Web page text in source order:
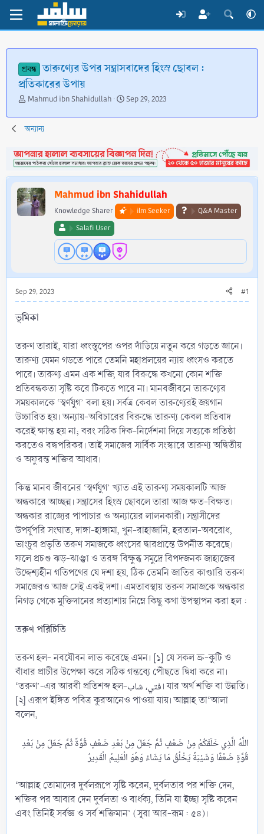
প্রবন্ধ তারুণ্যের উপর সন্ত্রাসবাদের হিংস্র ছোবল :
প্রতিকারের উপায়
T
r
e
d
s
t
a
r
t
Mahmud ibn Shahidullah
S
a
d
a
t
Sep 29, 2023
অন্যান্য
Mahmud ibn Shahidullah
Knowledge Sharer ilm Seeker
Q&A Master
Salafi User
Sep 29, 2023 #1
ভূমিকা
তরুণ তারাই, যারা ধ্বংস্তূপের ওপর দাঁড়িয়ে নতুন করে গড়তে জানে।
তারুণ্য যেমন গড়তে পারে তেমনি মহাপ্রলয়ের ন্যায় ধ্বংসও করতে
পারে। তারুণ্য এমন এক শক্তি, যার বিরুদ্ধে কখনো কোন শক্তি
প্রতিবন্ধকতা সৃষ্টি করে টিকতে পারে না। মানবজীবনে তারুণ্যের
সময়কালকে ‘স্বর্ণযুগ’ বলা হয়। সর্বত্র কেবল তারুণ্যেরই জয়গান
উচ্চারিত হয়। অন্যায়-অবিচারের বিরুদ্ধে তারুণ্য কেবল প্রতিবাদ
করেই ক্ষান্ত হয় না; বরং সঠিক দিক-নির্দেশনা দিয়ে সত্যকে প্রতিষ্ঠা
করতেও বদ্ধপরিকর। তাই সমাজের সার্বিক সংস্কারে তারুণ্য অদ্বিতীয়
ও অফুরন্ত শক্তির আধার।
কিন্তু মানব জীবনের ‘স্বর্ণযুগ’ খ্যাত এই তারুণ্য সময়কালটি আজ
অন্ধকারে আচ্ছন্ন। সন্ত্রাসের হিংস্র ছোবলে তারা আজ ক্ষত-বিক্ষত।
অন্ধকার রাজ্যের পাপাচার ও অন্যায়ের লালনকারী। সন্ত্রাসীদের
উপর্যুপরি সংঘাত, দাঙ্গা-হাঙ্গামা, খুন-রাহাজানি, হরতাল-অবরোধ,
ভাংচুর প্রভৃতি তরুণ সমাজকে ধ্বংসের দ্বারপ্রান্তে উপনীত করেছে।
ফলে প্রচণ্ড ঝড়-ঝাঞ্ঝা ও তরঙ্গ বিক্ষুব্ধ সমুদ্রে বিপদজনক জাহাজের
উদ্দেশ্যহীন গতিপথের যে দশা হয়, ঠিক তেমনি জাতির কাণ্ডারি তরুণ
সমাজেরও আজ সেই একই দশা। এমতাবস্থায় তরুণ সমাজকে অন্ধকার
নিগড় থেকে মুক্তিদানের প্রত্যাশায় নিম্নে কিছু কথা উপস্থাপন করা হল :
তরুণ পরিচিতি
তরুণ হল- নবযৌবন লাভ করেছে এমন। [১] যে সকল ভ্রু-কুটি ও
বাঁধার প্রাচীর উপেক্ষা করে সঠিক গন্তব্যে পৌঁছতে দ্বিধা করে না।
‘তরুণ’-এর আরবী প্রতিশব্দ হল-فتي، شاب। যার অর্থ শক্তি বা উন্নতি।
[২] এরূপ ইঙ্গিত পবিত্র কুরআনেও পাওয়া যায়। আল্লাহ তা‘আলা
বলেন,
اللَّهُ الَّذِي خَلَقَكُمْ مِنْ ضَعْفٍ ثُمَّ جَعَلَ مِنْ بَعْدِ ضَعْفٍ قُوَّةً ثُمَّ جَعَلَ مِنْ بَعْدِ
‘আল্লাহ তোমাদের দুর্বলরূপে সৃষ্টি করেন, দুর্বলতার পর শক্তি দেন,
শক্তির পর আবার দেন দুর্বলতা ও বার্ধক্য, তিনি যা ইচ্ছা সৃষ্টি করেন
এবং তিনিই সর্বজ্ঞ ও সর্ব শক্তিমান’ (সূরা আর-রূম : ৫৪)।